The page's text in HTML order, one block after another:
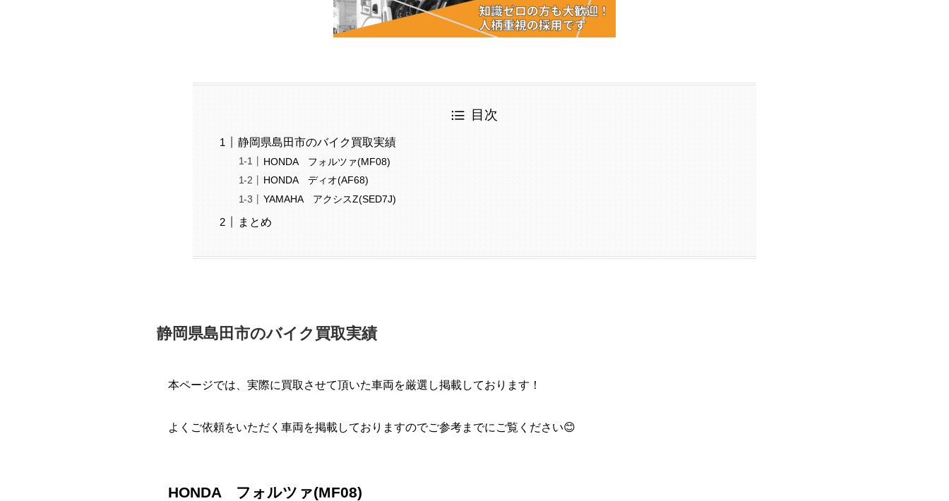
目次
静岡県島田市のバイク買取実績
HONDA フォルツァ(MF08)
HONDA ディオ(AF68)
YAMAHA アクシスZ(SED7J)
まとめ
静岡県島田市のバイク買取実績
本ページでは、実際に買取させて頂いた車両を厳選し掲載しております！
よくご依頼をいただく車両を掲載しておりますのでご参考までにご覧ください😊
HONDA フォルツァ(MF08)